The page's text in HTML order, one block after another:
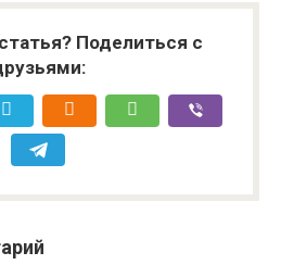
Поделиться с